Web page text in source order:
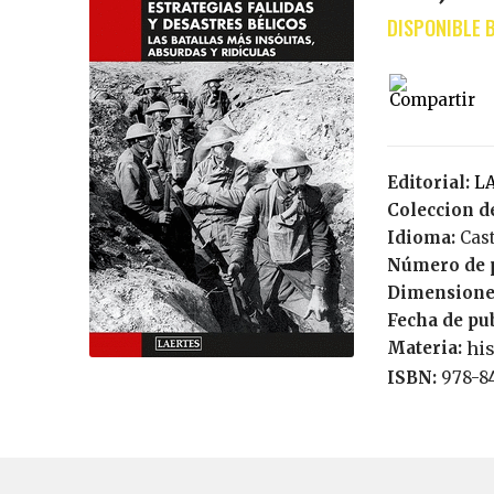
Editorial:
Coleccion
Idioma:
Número de
Fecha de
Materia:
ISBN: 978-